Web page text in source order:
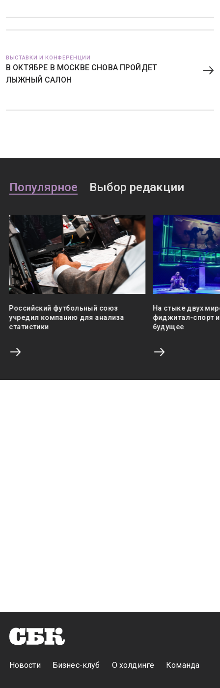
ВЫСТАВКИ И КОНФЕРЕНЦИИ
В ОКТЯБРЕ В МОСКВЕ СНОВА ПРОЙДЕТ
ЛЫЖНЫЙ САЛОН
Популярное Выбор редакции
Российский футбольный союз
учредил компанию для анализа
статистики
На стыке двух
фиджитал-спорт
будущее
Новости Бизнес-клуб О холдинге Команда